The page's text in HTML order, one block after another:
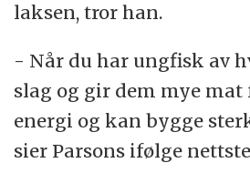
laksen, tror han.
- Når du har ungfisk av
slag og gir dem mye mat
energi og kan bygge
sier Parsons ifølge